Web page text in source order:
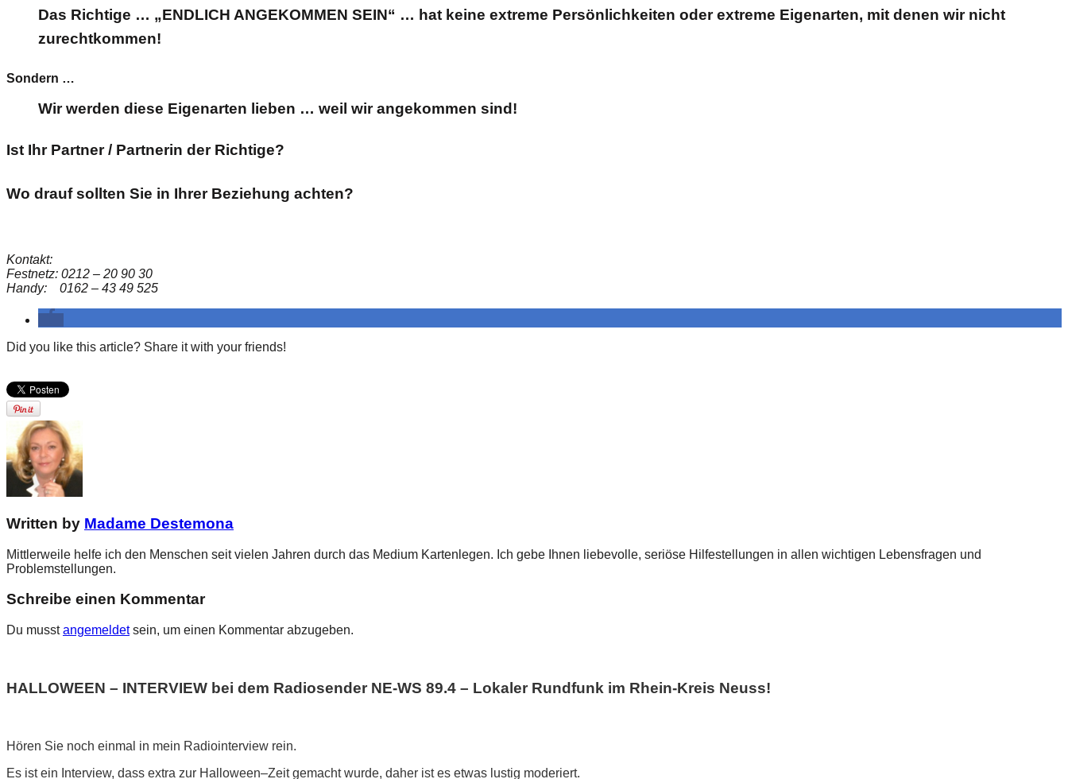
Das Richtige … „ENDLICH ANGEKOMMEN SEIN“ … hat keine extreme Persönlichkeiten oder extreme Eigenarten, mit denen wir nicht
zurechtkommen!
Sondern …
Wir werden diese Eigenarten lieben … weil wir angekommen sind!
Ist Ihr Partner / Partnerin der Richtige?
Wo drauf sollten Sie in Ihrer Beziehung achten?
Kontakt:
Festnetz: 0212 – 20 90 30
Handy: 0162 – 43 49 525
Did you like this article? Share it with your friends!
Written by Madame Destemona
Mittlerweile helfe ich den Menschen seit vielen Jahren durch das Medium Kartenlegen. Ich gebe Ihnen liebevolle, seriöse Hilfestellungen in allen wichtigen Lebensfragen und
Problemstellungen.
Schreibe einen Kommentar
Du musstangemeldetsein, um einen Kommentar abzugeben.
HALLOWEEN – INTERVIEW bei dem Radiosender NE-WS 89.4 – Lokaler Rundfunk im Rhein-Kreis Neuss!
Hören Sie noch einmal in mein Radiointerview rein.
Es ist ein Interview, dass extra zur Halloween–Zeit gemacht wurde, daher ist es etwas lustig moderiert.